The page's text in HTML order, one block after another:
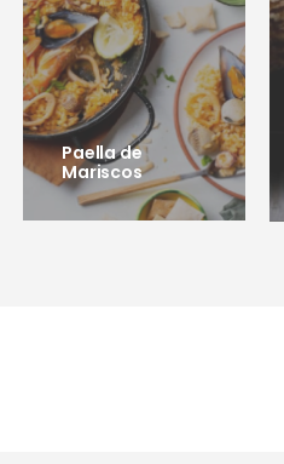
Paella de
Mariscos